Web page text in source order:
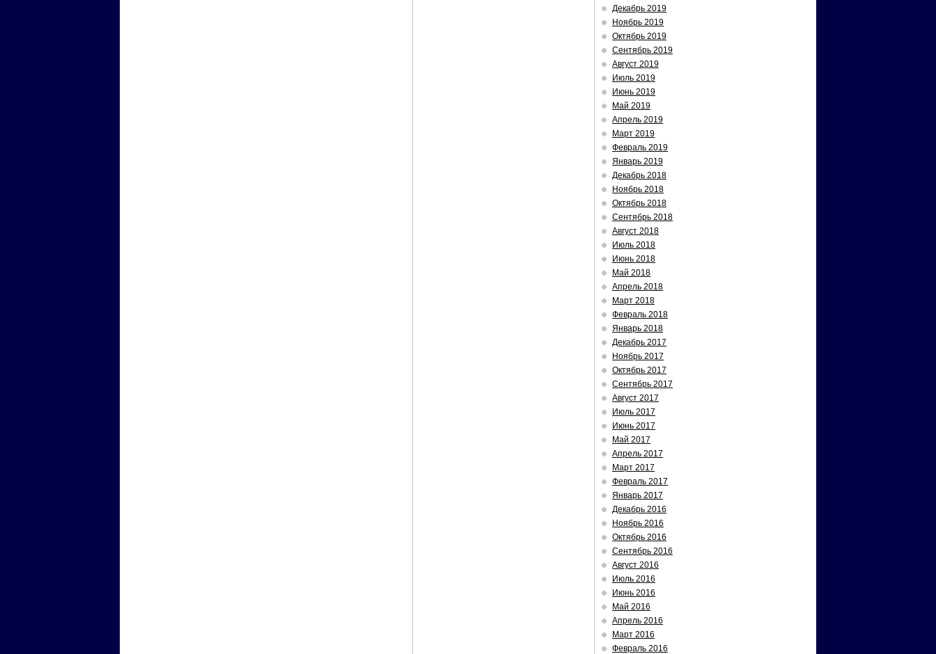
Декабрь 2019
Ноябрь 2019
Октябрь 2019
Сентябрь 2019
Август 2019
Июль 2019
Июнь 2019
Май 2019
Апрель 2019
Март 2019
Февраль 2019
Январь 2019
Декабрь 2018
Ноябрь 2018
Октябрь 2018
Сентябрь 2018
Август 2018
Июль 2018
Июнь 2018
Май 2018
Апрель 2018
Март 2018
Февраль 2018
Январь 2018
Декабрь 2017
Ноябрь 2017
Октябрь 2017
Сентябрь 2017
Август 2017
Июль 2017
Июнь 2017
Май 2017
Апрель 2017
Март 2017
Февраль 2017
Январь 2017
Декабрь 2016
Ноябрь 2016
Октябрь 2016
Сентябрь 2016
Август 2016
Июль 2016
Июнь 2016
Май 2016
Апрель 2016
Март 2016
Февраль 2016